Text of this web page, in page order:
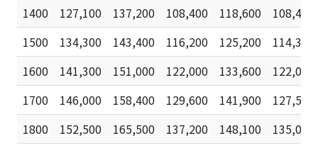
1400
127,100 137,200 108,400 118,600
108,400
1500
134,300 143,400 116,200 125,200
114,300
1600
141,300 151,000 122,000 133,600
122,000
1700
146,000 158,400 129,600 141,900
127,500
1800
152,500 165,500 137,200 148,100
135,000